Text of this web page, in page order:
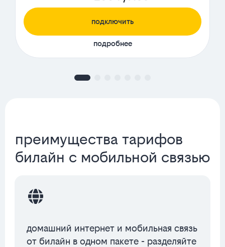
подключить
подробнее
преимущества тарифов
билайн с мобильной связью
домашний интернет и мобильная связь
от билайн в одном пакете - разделяйте